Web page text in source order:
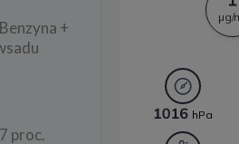
+
proc.